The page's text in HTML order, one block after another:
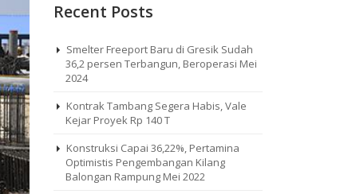
Recent Posts
Smelter Freeport Baru di Gresik Sudah
36,2 persen Terbangun, Beroperasi Mei
2024
Kontrak Tambang Segera Habis, Vale
Kejar Proyek Rp 140 T
Konstruksi Capai 36,22%, Pertamina
Optimistis Pengembangan Kilang
Balongan Rampung Mei 2022